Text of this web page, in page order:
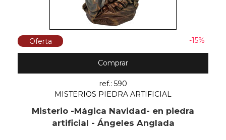
Oferta -15%
Comprar
ref.: 590
MISTERIOS PIEDRA ARTIFICIAL
Misterio -Mágica Navidad- en piedra
artificial - Ángeles Anglada